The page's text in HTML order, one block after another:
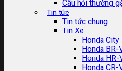
Câu hỏi thưởng
Tin tức
Tin tức chung
Tin Xe
Honda City
Honda BR-
Honda HR-
Honda CR-